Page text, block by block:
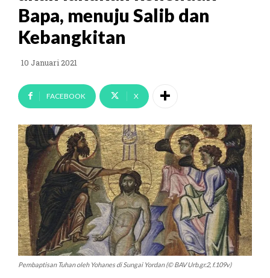
Bapa, menuju Salib dan
Kebangkitan
10 Januari 2021
FACEBOOK X
Pembaptisan Tuhan oleh Yohanes di Sungai Yordan (© BAV Urb.gr.2, f.109v)